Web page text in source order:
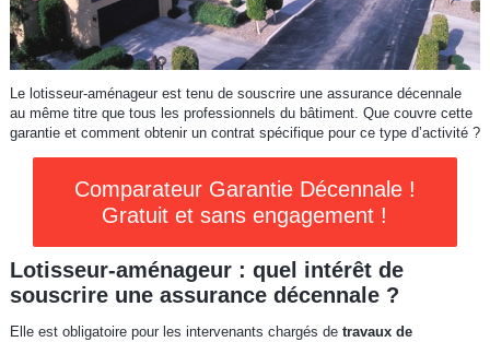
Le lotisseur-aménageur est tenu de souscrire une assurance décennale
au même titre que tous les professionnels du bâtiment. Que couvre cette
garantie et comment obtenir un contrat spécifique pour ce type d’activité ?
Comparateur Garantie Décennale !
Gratuit et sans engagement !
Lotisseur-aménageur : quel intérêt de
souscrire une assurance décennale ?
Elle est obligatoire pour les intervenants chargés de travaux de